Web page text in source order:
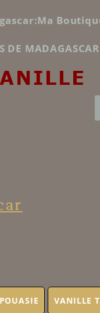
DE MADAGASCAR
VANILLE